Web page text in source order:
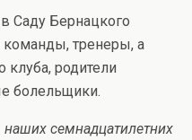
Саду Бернацкого
тренеры, а
клуба, родители
болельщики.
семнадцатилетних